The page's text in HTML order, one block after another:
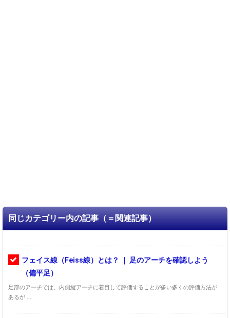
同じカテゴリー内の記事（＝関連記事）
フェイス線（Feiss線）とは？ ｜ 足のアーチを確認しよう
（偏平足）
足部のアーチでは、内側縦アーチに着目して評価することが多い多くの評価方法が
あるが ...